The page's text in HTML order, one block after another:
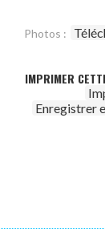
Photos :
IMPRIMER
Enregistrer